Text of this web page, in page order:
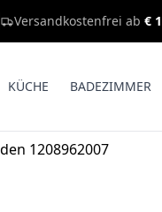
Versandkostenfrei ab €
KÜCHE BADEZIMMER